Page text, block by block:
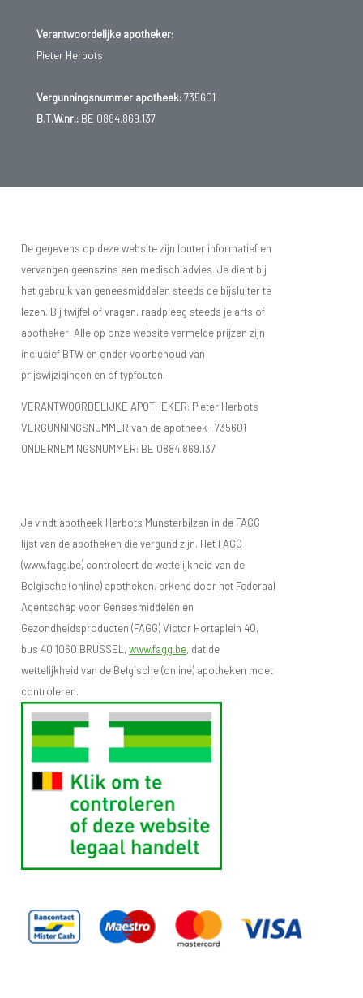
Verantwoordelijke apotheker:
Pieter Herbots
Vergunningsnummer apotheek:735601
B.T.W.nr.:BE 0884.869.137
De gegevens op deze website zijn louter informatief en
vervangen geenszins een medisch advies. Je dient bij
het gebruik van geneesmiddelen steeds de bijsluiter te
lezen. Bij twijfel of vragen, raadpleeg steeds je arts of
apotheker. Alle op onze website vermelde prijzen zijn
inclusief BTW en onder voorbehoud van
prijswijzigingen en of typfouten.
VERANTWOORDELIJKE APOTHEKER: Pieter Herbots
VERGUNNINGSNUMMER van de apotheek : 735601
ONDERNEMINGSNUMMER: BE 0884.869.137
Je vindt apotheek Herbots Munsterbilzen in de FAGG
lijst van de apotheken die vergund zijn. Het FAGG
(www.fagg.be) controleert de wettelijkheid van de
Belgische (online) apotheken. erkend door het Federaal
Agentschap voor Geneesmiddelen en
Gezondheidsproducten (FAGG) Victor Hortaplein 40,
bus 40 1060 BRUSSEL,www.fagg.be, dat de
wettelijkheid van de Belgische (online) apotheken moet
controleren.